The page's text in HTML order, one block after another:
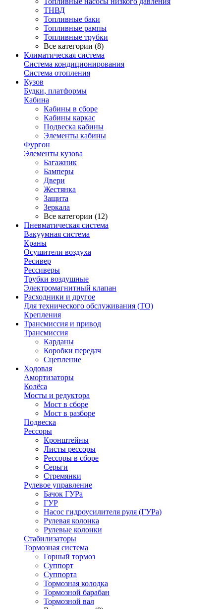
ТНВД
Топливные баки
Топливные рампы
Топливные трубки
Все категории (8)
Климатическая система
Система кондиционирования
Система отопления
Кузов
Будки, платформы
Кабина
Кабины в сборе
Кабины каркас
Подвеска кабины
Элементы кабины
Фургон
Элементы кузова
Багажник
Бамперы
Двери
Жестянка
Защита
Зеркала
Все категории (12)
Пневматическая система
Вакуумная система
Краны
Осушители воздуха
Ресивер
Рессиверы
Трубки воздушные
Электромагнитный клапан
Расходники и другое
Для технического обслуживания (ТО)
Крепления
Трансмиссия и привод
Трансмиссия
Карданы
Коробки передач
Сцепление
Ходовая
Амортизаторы
Колёса
Мосты и редуктора
Мост в сборе
Мост в разборе
Подвеска
Рессоры
Кронштейны
Листы рессоры
Рессоры в сборе
Серьги
Стремянки
Рулевое управление
Бачок ГУРа
ГУР
Насос гидроусилителя руля (ГУРа)
Рулевая колонка
Рулевые колонки
Стабилизаторы
Тормозная система
Горный тормоз
Суппорт
Суппорта
Тормозная колодка
Тормозной барабан
Тормозной вал